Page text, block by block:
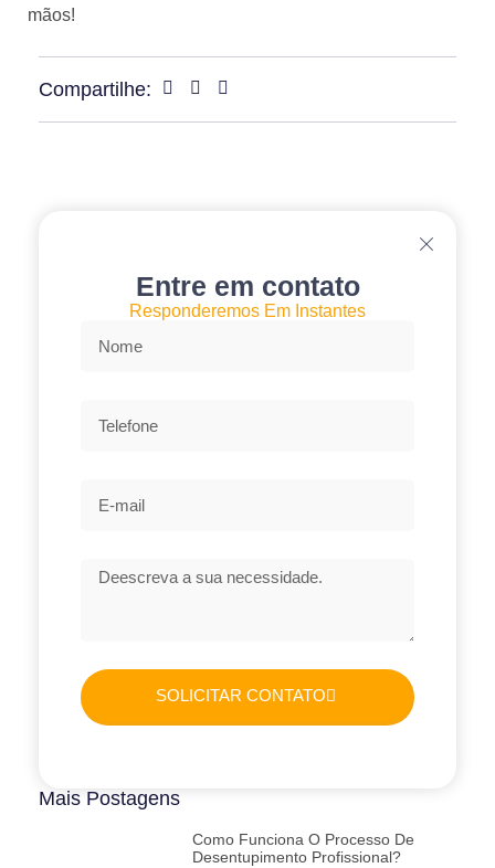
mãos!
Compartilhe:
Entre em contato
Responderemos Em Instantes
SOLICITAR CONTATO
Mais Postagens
Como Funciona O Processo De
Desentupimento Profissional?